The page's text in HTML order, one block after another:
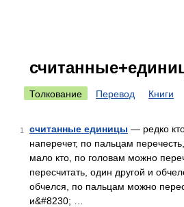
Толкование Перевод Книги
1 считанные единицы — редко
наперечет, по пальцам
мало кто, по головам можно
пересчитать, один другой и
обчелся, по пальцам можно
и&#8230; …